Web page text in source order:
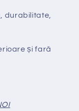
durabilitate,
și fară